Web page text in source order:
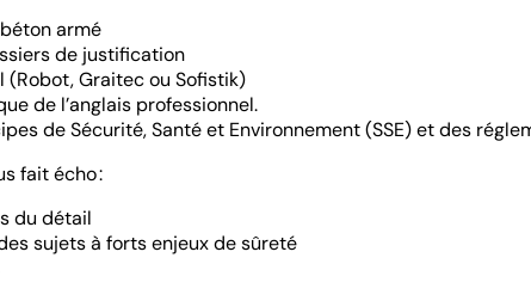
armé
de justification
(Robot, Graitec ou Sofistik)
de l’anglais professionnel.
de Sécurité, Santé et Environnement (SSE) et des
fait écho :
du détail
sujets à forts enjeux de sûreté